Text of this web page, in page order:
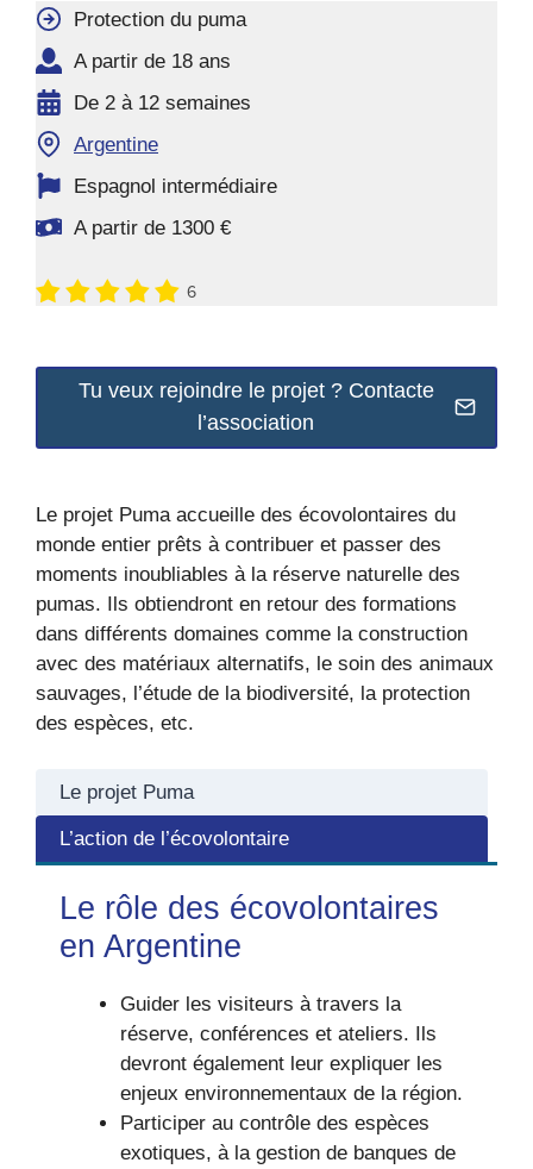
Protection du puma
A partir de 18 ans
De 2 à 12 semaines
Argentine
Espagnol intermédiaire
A partir de 1300 €
6
Tu veux rejoindre le projet ? Contacte
l’association
Le projet Puma accueille des écovolontaires du
monde entier prêts à contribuer et passer des
moments inoubliables à la réserve naturelle des
pumas. Ils obtiendront en retour des formations
dans différents domaines comme la construction
avec des matériaux alternatifs, le soin des animaux
sauvages, l’étude de la biodiversité, la protection
des espèces, etc.
Le projet Puma
L’action de l’écovolontaire
Le rôle des écovolontaires
en Argentine
Guider les visiteurs à travers la
réserve, conférences et ateliers. Ils
devront également leur expliquer les
enjeux environnementaux de la région.
Participer au contrôle des espèces
exotiques, à la gestion de banques de